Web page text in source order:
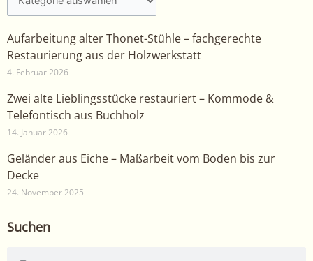
Aufarbeitung alter Thonet-Stühle – fachgerechte
Restaurierung aus der Holzwerkstatt
4. Februar 2026
Zwei alte Lieblingsstücke restauriert – Kommode &
Telefontisch aus Buchholz
14. Januar 2026
Geländer aus Eiche – Maßarbeit vom Boden bis zur
Decke
24. November 2025
Suchen